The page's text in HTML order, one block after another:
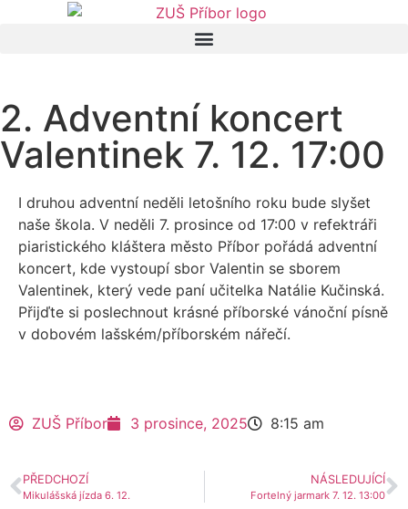
2. Adventní koncert
Valentinek 7. 12. 17:00
I druhou adventní neděli letošního roku bude slyšet
naše škola. V neděli 7. prosince od 17:00 v refektráři
piaristického kláštera město Příbor pořádá adventní
koncert, kde vystoupí sbor Valentin se sborem
Valentinek, který vede paní učitelka Natálie Kučinská.
Přijďte si poslechnout krásné příborské vánoční písně
v dobovém lašském/příborském nářečí.
ZUŠ Příbor 3 prosince, 2025 8:15 am
PŘEDCHOZÍ
Mikulášská jízda 6. 12.
NÁSLEDUJÍCÍ
Fortelný jarmark 7. 12. 13:00